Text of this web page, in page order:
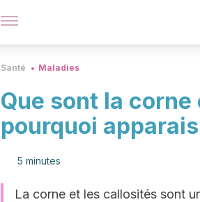
Santé Maladies
Que sont la
pourquoi
5 minutes
La corne et les callosités sont